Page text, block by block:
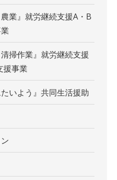
農業』就労継続支援A・B
清掃作業』就労継続支援
援事業
たいよう』共同生活援助